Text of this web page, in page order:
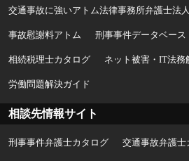
交通事故に強いアトム法律事務所弁護士法
事故慰謝料アトム 刑事事件データベース
相続税理士カタログ ネット被害・IT法務
労働問題解決ガイド
相談先情報サイト
刑事事件弁護士カタログ 交通事故弁護士